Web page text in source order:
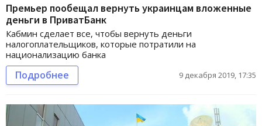
Премьер пообещал вернуть украинцам вложенные
деньги в ПриватБанк
Кабмин сделает все, чтобы вернуть деньги
налогоплательщиков, которые потратили на
национализацию банка
Подробнее 9 декабря 2019, 17:35